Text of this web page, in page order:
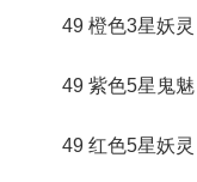
49 橙色3星妖灵
49 紫色5星鬼魅
49 红色5星妖灵